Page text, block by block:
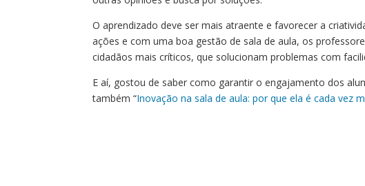
O aprendizado deve ser mais atraente e favorecer a
ações e com uma boa gestão de sala de aula, os
cidadãos mais críticos, que solucionam problemas com
E aí, gostou de saber como garantir o engajamento dos
também “Inovação na sala de aula: por que ela é cada vez